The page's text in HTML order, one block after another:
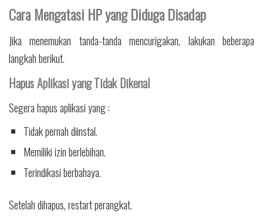
Cara Mengatasi HP yang Diduga Disadap
Jika menemukan tanda-tanda mencurigakan, lakukan beberapa
langkah berikut.
Hapus Aplikasi yang Tidak Dikenal
Segera hapus aplikasi yang :
Tidak pernah diinstal.
Memiliki izin berlebihan.
Terindikasi berbahaya.
Setelah dihapus, restart perangkat.